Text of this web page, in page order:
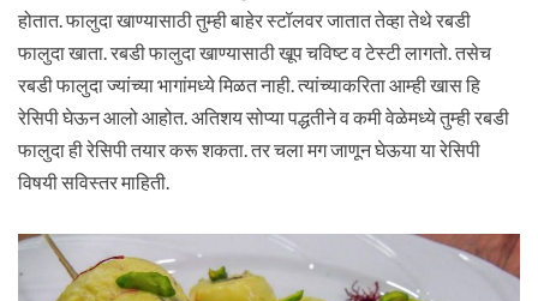
होतात. फालुदा खाण्यासाठी तुम्ही बाहेर स्टॉलवर जातात तेव्हा तेथे रबडी
फालुदा खाता. रबडी फालुदा खाण्यासाठी खूप चविष्ट व टेस्टी लागतो. तसेच
रबडी फालुदा ज्यांच्या भागांमध्ये मिळत नाही. त्यांच्याकरिता आम्ही खास हि
रेसिपी घेऊन आलो आहोत. अतिशय सोप्या पद्धतीने व कमी वेळेमध्ये तुम्ही रबडी
फालुदा ही रेसिपी तयार करू शकता. तर चला मग जाणून घेऊया या रेसिपी
विषयी सविस्तर माहिती.